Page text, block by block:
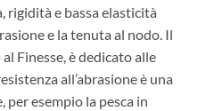
e bassa elasticità
e la tenuta al nodo. Il
Finesse, è dedicato alle
all’abrasione è una
esempio la pesca in